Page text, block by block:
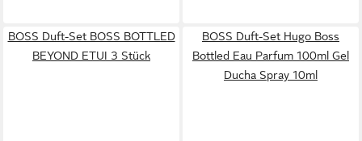
BOSS Duft-Set BOSS BOTTLED
BEYOND ETUI 3 Stück
BOSS Duft-Set Hugo Boss
Bottled Eau Parfum 100ml Gel
Ducha Spray 10ml